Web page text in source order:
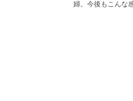
婦。今後もこんな